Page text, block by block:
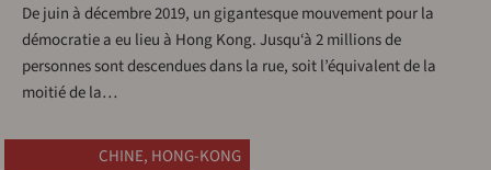
De juin à décembre 2019, un gigantesque mouvement pour la
démocratie a eu lieu à Hong Kong. Jusqu‘à 2 millions de
personnes sont descendues dans la rue, soit l’équivalent de la
moitié de la…
CHINE, HONG-KONG